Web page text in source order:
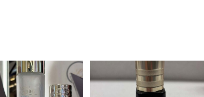
veya otomatik olmayan yollarla, sözlü, yazılı ve
şekilde ve aşağıdaki yöntemler ve Şirket’in
olduğu üçüncü kişiler vasıtasıyla toplanmaktadır.